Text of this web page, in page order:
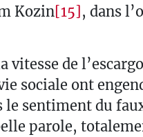
Kozin[15], dans
vitesse de
sociale ont
le sentiment du
parole,